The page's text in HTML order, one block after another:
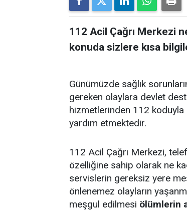
112 Acil Çağrı Merkezi
konuda sizlere kısa
Günümüzde sağlık
gereken olaylara devlet
hizmetlerinden 112
yardım etmektedir.
112 Acil Çağrı Merkezi,
özelliğine sahip olarak ne
servislerin gereksiz yere
önlenemez olayların
meşgul edilmesi ölümlerin